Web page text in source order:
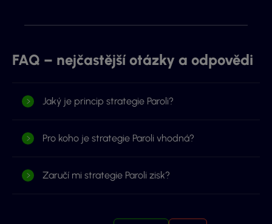
FAQ – nejčastější otázky a odpovědi
Jaký je princip strategie Paroli?
Pro koho je strategie Paroli vhodná?
Zaručí mi strategie Paroli zisk?